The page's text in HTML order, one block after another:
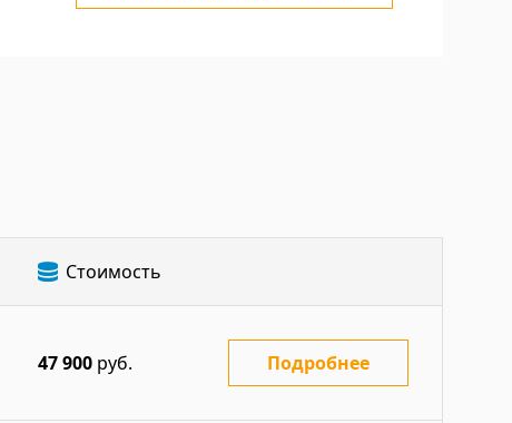
Стоимость
47 900 руб. Подробнее